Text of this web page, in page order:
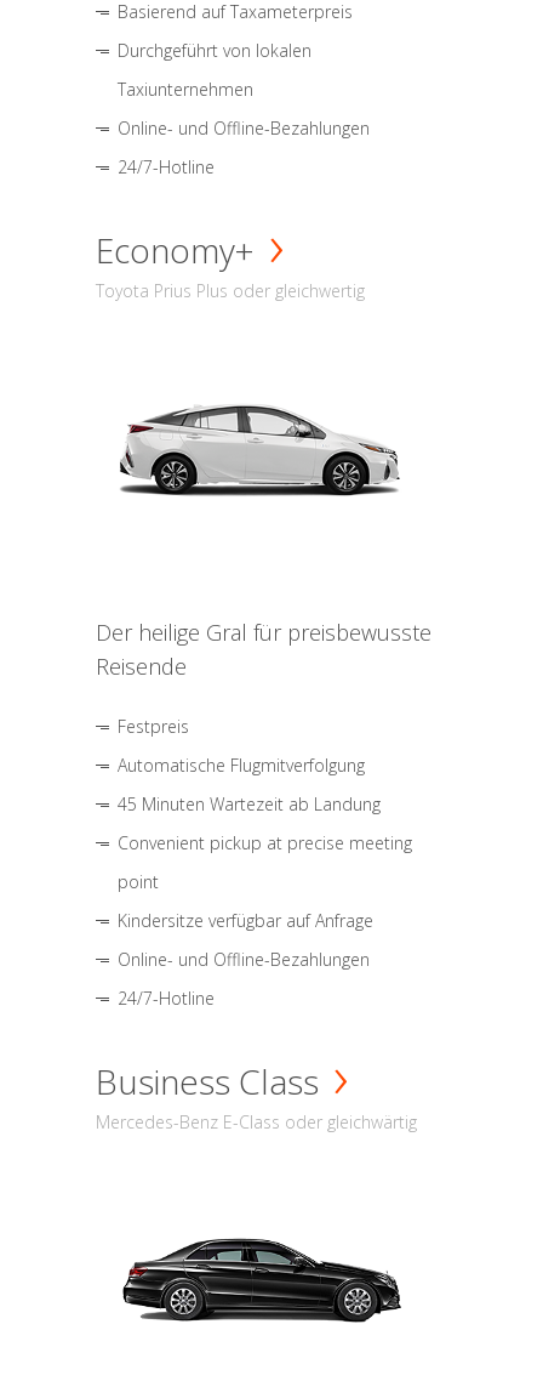
Basierend auf Taxameterpreis
Durchgeführt von lokalen
Taxiunternehmen
Online- und Offline-Bezahlungen
24/7-Hotline
Economy+
Toyota Prius Plus oder gleichwertig
Der heilige Gral für preisbewusste
Reisende
Festpreis
Automatische Flugmitverfolgung
45 Minuten Wartezeit ab Landung
Convenient pickup at precise meeting
point
Kindersitze verfügbar auf Anfrage
Online- und Offline-Bezahlungen
24/7-Hotline
Business Class
Mercedes-Benz E-Class oder gleichwärtig